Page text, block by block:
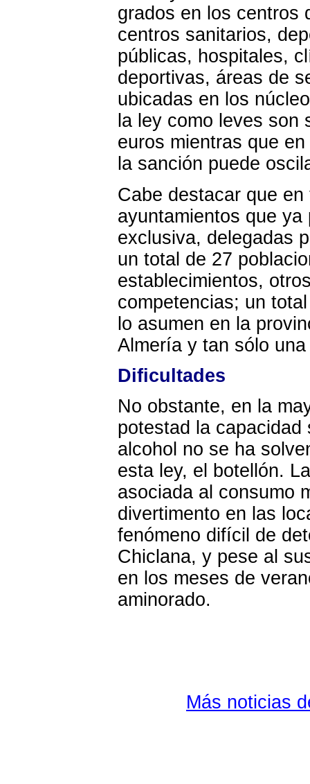
grados en los centros
centros sanitarios,
públicas, hospitales,
deportivas, áreas de
ubicadas en los
la ley como leves son
euros mientras que
la sanción puede
Cabe destacar que
ayuntamientos que
exclusiva, delegadas
un total de 27
establecimientos,
competencias; un
lo asumen en la
Almería y tan sólo
Dificultades
No obstante, en la
potestad la capacidad
alcohol no se ha
esta ley, el botellón.
asociada al consumo
divertimento en las
fenómeno difícil de
Chiclana, y pese al
en los meses de
aminorado.
Más noticias